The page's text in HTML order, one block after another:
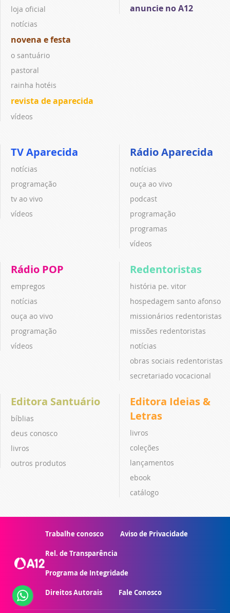
loja oficial
notícias
novena e festa
o santuário
pastoral
rainha hotéis
revista de aparecida
vídeos
anuncie no A12
TV Aparecida
notícias
programação
tv ao vivo
vídeos
Rádio Aparecida
notícias
ouça ao vivo
podcast
programação
programas
vídeos
Rádio POP
empregos
notícias
ouça ao vivo
programação
vídeos
Redentoristas
história pe. vitor
hospedagem santo afonso
missionários redentoristas
missões redentoristas
notícias
obras sociais redentoristas
secretariado vocacional
Editora Santuário
bíblias
deus conosco
livros
outros produtos
Editora Ideias &
Letras
livros
coleções
lançamentos
ebook
catálogo
Trabalhe conosco Aviso de Privacidade
Rel. de Transparência
Programa de Integridade
Direitos Autorais Fale Conosco